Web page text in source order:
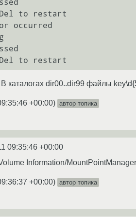
to restart
occurred
каталогах dir00..dir99 файлы
+00:00) автор топика
09:35:46 +00:00
Information/
+00:00) автор топика